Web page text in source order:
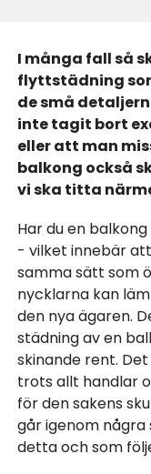
I många fall så
flyttstädning
de små
inte tagit bort
eller att man
balkong också
vi ska titta
Har du en
- vilket innebär
samma sätt som
nycklarna kan
den nya ägaren.
städning av en
skinande rent.
trots allt handlar
för den sakens
går igenom
detta och som